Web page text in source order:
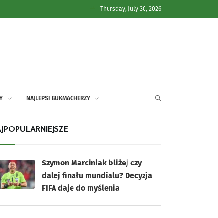
Thursday, July 30, 2026
NAJLEPSI BUKMACHERZY
Szymon Marciniak bliżej czy
dalej finału mundialu? Decyzja
FIFA daje do myślenia